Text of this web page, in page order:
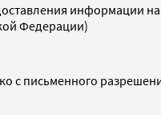
информации на
Федерации)
письменного